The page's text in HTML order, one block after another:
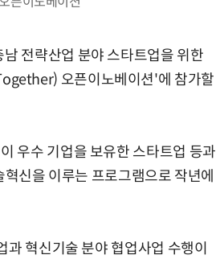
전략산업 분야 스타트업을 위한
오픈이노베이션'에 참가할
우수 기업을 보유한 스타트업 등과
신을 이루는 프로그램으로 작년에
혁신기술 분야 협업사업 수행이